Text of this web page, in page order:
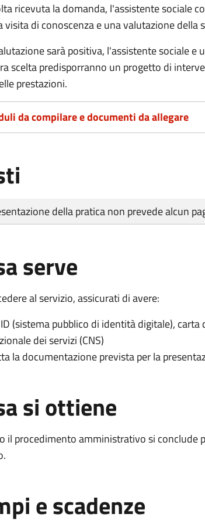
ricevuta la domanda, l'assistente sociale
visita di conoscenza e una valutazione della
sarà positiva, l'assistente sociale
scelta predisporranno un progetto di
prestazioni.
da compilare e documenti da allegare
pagamentodella pratica non prevede alcun
serve
al servizio, assicurati di avere:
(sistema pubblico di identità digitale), carta
dei servizi (CNS)
la documentazione prevista per la
si ottiene
il procedimento amministrativo si conclude
e scadenze